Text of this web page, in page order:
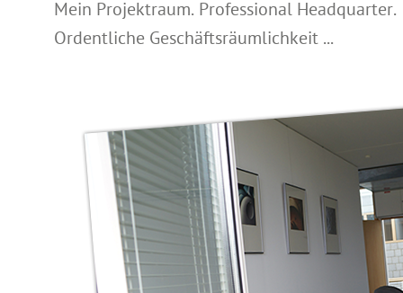
Mein Projektraum. Professional Headquarter.
Ordentliche Geschäftsräumlichkeit ...